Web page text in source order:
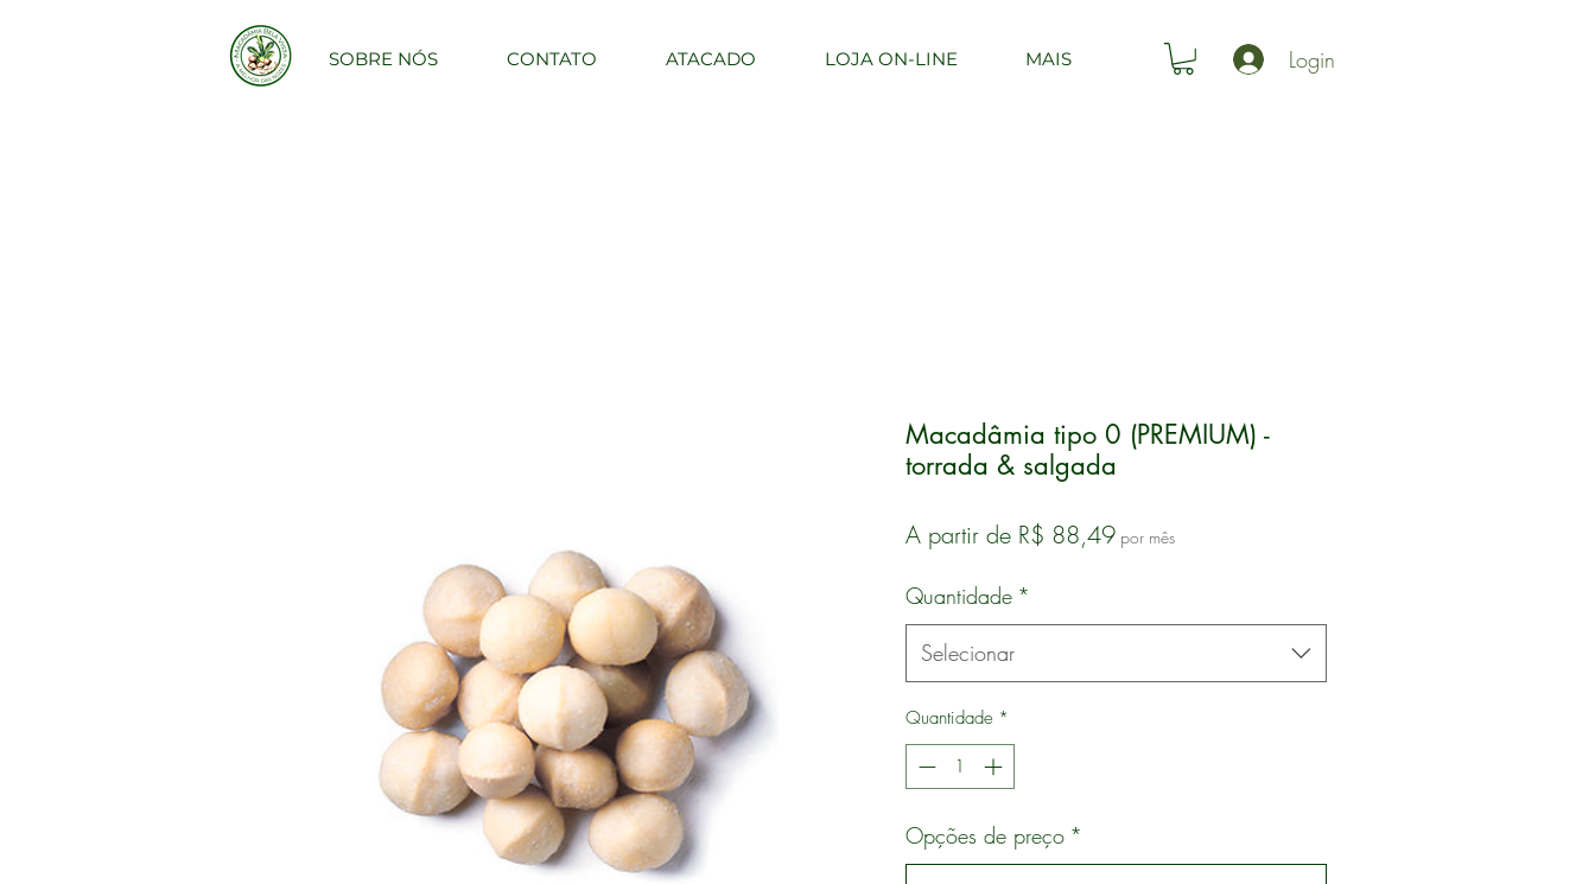
SOBRE NÓS CONTATO ATACADO LOJA ON-LINE MAIS Login
Macadâmia tipo 0 (PREMIUM) -
torrada & salgada
A partir de R$ 88,49Preço
por mês
Quantidade *
Selecionar
Quantidade *
Opções de preço *